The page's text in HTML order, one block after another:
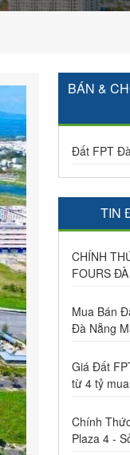
BÁN &
Đất FPT
TIN
CHÍNH
FOURS
Mua Bán
Đà Nẵng
Giá Đất
từ 4 tỷ
Chính
Plaza 4 -